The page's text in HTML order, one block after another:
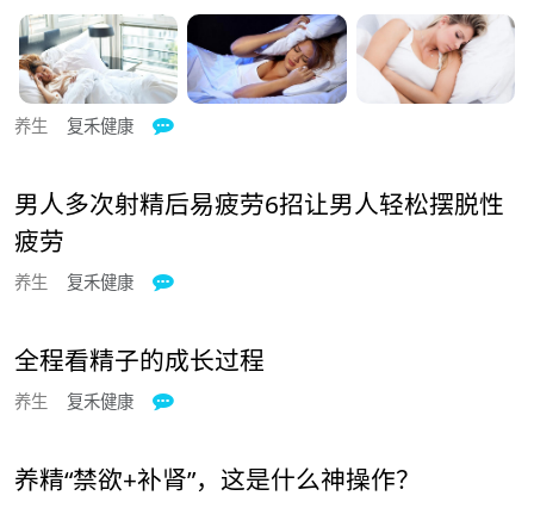
养生 复禾健康 
男人多次射精后易疲劳6招让男人轻松摆脱性
疲劳
养生 复禾健康 
全程看精子的成长过程
养生 复禾健康 
养精“禁欲+补肾”，这是什么神操作？